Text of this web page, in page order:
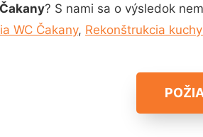
? S nami sa o výsledok
WC Čakany, Rekonštrukcia